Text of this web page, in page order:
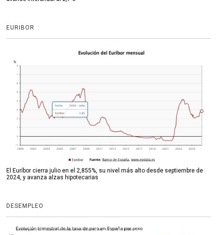
EURIBOR
El Euríbor cierra julio en el 2,855%, su nivel más alto desde septiembre de
2024, y avanza alzas hipotecarias
DESEMPLEO